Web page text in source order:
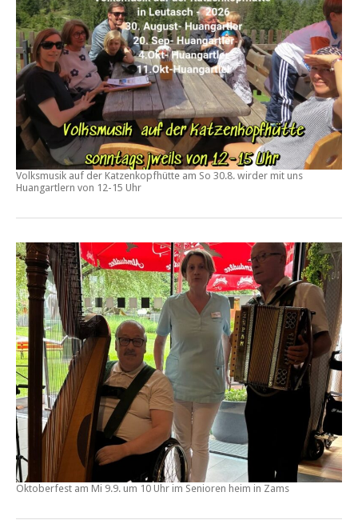
Volksmusik auf der Katzenkopfhütte am So 30.8. wirder mit uns
Huangartlern von 12-15 Uhr
Oktoberfest am Mi 9.9. um 10 Uhr im Senioren heim in Zams